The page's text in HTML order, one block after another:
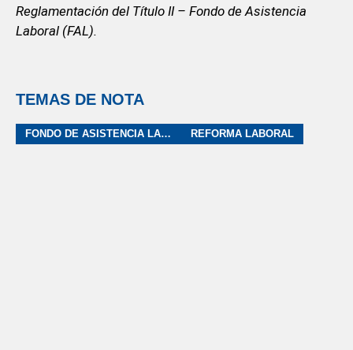
Reglamentación del Título II – Fondo de Asistencia
Laboral (FAL).
TEMAS DE NOTA
FONDO DE ASISTENCIA LABORAL REFORMA LABORAL